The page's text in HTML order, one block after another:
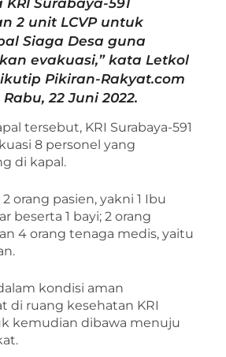
Surabaya-591
2 unit LCVP untuk
Siaga Desa guna
evakuasi,” kata Letkol
Pikiran-Rakyat.com
22 Juni 2022.
tersebut, KRI Surabaya-591
8 personel yang
di kapal.
orang pasien, yakni 1 Ibu
beserta 1 bayi; 2 orang
4 orang tenaga medis, yaitu
kondisi aman
di ruang kesehatan KRI
kemudian dibawa menuju